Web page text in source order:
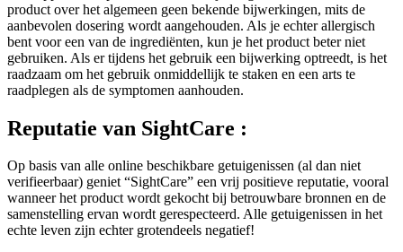
product over het algemeen geen bekende bijwerkingen, mits de
aanbevolen dosering wordt aangehouden. Als je echter allergisch
bent voor een van de ingrediënten, kun je het product beter niet
gebruiken. Als er tijdens het gebruik een bijwerking optreedt, is het
raadzaam om het gebruik onmiddellijk te staken en een arts te
raadplegen als de symptomen aanhouden.
Reputatie van SightCare :
Op basis van alle online beschikbare getuigenissen (al dan niet
verifieerbaar) geniet “SightCare” een vrij positieve reputatie, vooral
wanneer het product wordt gekocht bij betrouwbare bronnen en de
samenstelling ervan wordt gerespecteerd. Alle getuigenissen in het
echte leven zijn echter grotendeels negatief!